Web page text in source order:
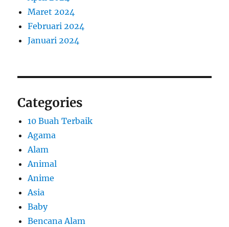
Maret 2024
Februari 2024
Januari 2024
Categories
10 Buah Terbaik
Agama
Alam
Animal
Anime
Asia
Baby
Bencana Alam